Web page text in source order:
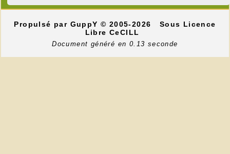
Propulsé par GuppY© 2005-2026
Sous Licence
Libre CeCILL
Document généré en 0.13 seconde